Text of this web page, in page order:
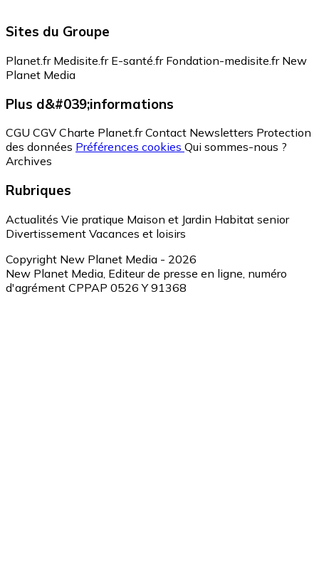
Sites du Groupe
Planet.fr Medisite.fr E-santé.fr Fondation-medisite.fr New
Planet Media
Plus d&#039;informations
CGU CGV Charte Planet.fr Contact Newsletters Protection
des données Préférences cookies Qui sommes-nous ?
Archives
Rubriques
Actualités Vie pratique Maison et Jardin Habitat senior
Divertissement Vacances et loisirs
Copyright New Planet Media - 2026
New Planet Media, Editeur de presse en ligne, numéro
d'agrément CPPAP 0526 Y 91368